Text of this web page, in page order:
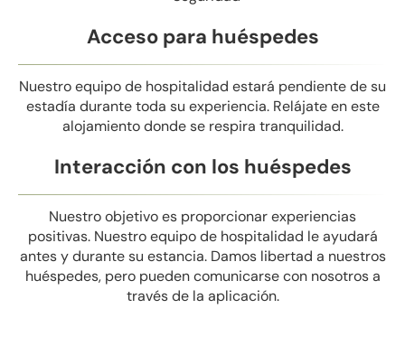
Acceso para huéspedes
Nuestro equipo de hospitalidad estará pendiente de su
estadía durante toda su experiencia. Relájate en este
alojamiento donde se respira tranquilidad.
Interacción con los huéspedes
Nuestro objetivo es proporcionar experiencias
positivas. Nuestro equipo de hospitalidad le ayudará
antes y durante su estancia. Damos libertad a nuestros
huéspedes, pero pueden comunicarse con nosotros a
través de la aplicación.